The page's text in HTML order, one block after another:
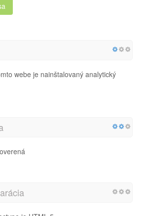
webe je nainštalovaný analytický